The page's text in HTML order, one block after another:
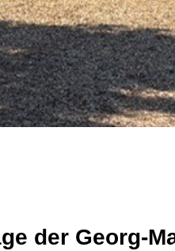
der Georg-